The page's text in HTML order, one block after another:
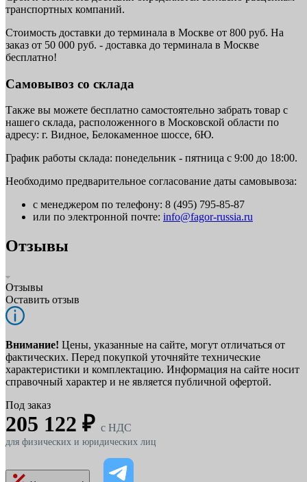
транспортных компаний.
Стоимость доставки до терминала в Москве от 800 руб. На
заказ от 50 000 руб. - доставка до терминала в Москве
бесплатно!
Самовывоз со склада
Также вы можете бесплатно самостоятельно забрать товар с
нашего склада, расположенного в Московской области по
адресу: г. Видное, Белокаменное шоссе, 6Ю.
График работы склада: понедельник - пятница с 9:00 до 18:00.
Необходимо предварительное согласование даты самовывоза:
с менеджером по телефону: 8 (495) 795-85-87
или по электронной почте: info@fagor-russia.ru
Отзывы
Отзывы
Оставить отзыв
Внимание! Цены, указанные на сайте, могут отличаться от
фактических. Перед покупкой уточняйте технические
характеристики и комплектацию. Информация на сайте носит
справочный характер и не является публичной офертой.
Под заказ
205 122 ₽ c НДС
для физических и юридических лиц